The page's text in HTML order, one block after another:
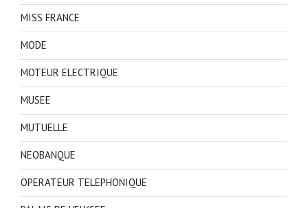
MISS FRANCE
MODE
MOTEUR ELECTRIQUE
MUSEE
MUTUELLE
NEOBANQUE
OPERATEUR TELEPHONIQUE